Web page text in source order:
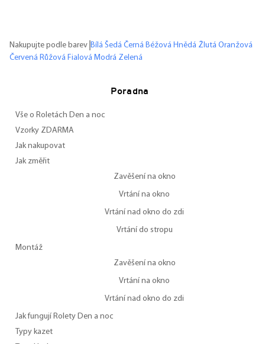
Nakupujte podle barev Bílá Šedá Černá Béžová Hnědá Žlutá Oranžová
Červená Růžová Fialová Modrá Zelená
Poradna
Vše o Roletách Den a noc
Vzorky ZDARMA
Jak nakupovat
Jak změřit
Zavěšení na okno
Vrtání na okno
Vrtání nad okno do zdi
Vrtání do stropu
Montáž
Zavěšení na okno
Vrtání na okno
Vrtání nad okno do zdi
Jak fungují Rolety Den a noc
Typy kazet